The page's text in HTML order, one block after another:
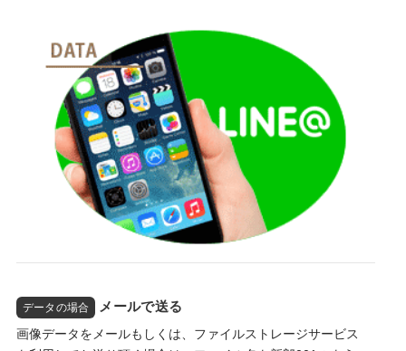
データの場合 メールで送る
画像データをメールもしくは、ファイルストレージサービス